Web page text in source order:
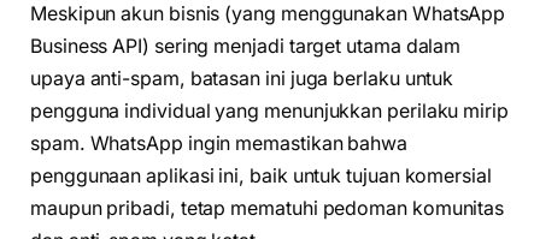
Meskipun akun bisnis (yang menggunakan WhatsApp
Business API) sering menjadi target utama dalam
upaya anti-spam, batasan ini juga berlaku untuk
pengguna individual yang menunjukkan perilaku mirip
spam. WhatsApp ingin memastikan bahwa
penggunaan aplikasi ini, baik untuk tujuan komersial
maupun pribadi, tetap mematuhi pedoman komunitas